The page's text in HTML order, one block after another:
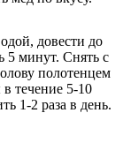
довести до
5 минут. Снять с
полотенцем
течение 5-10
1-2 раза в день.